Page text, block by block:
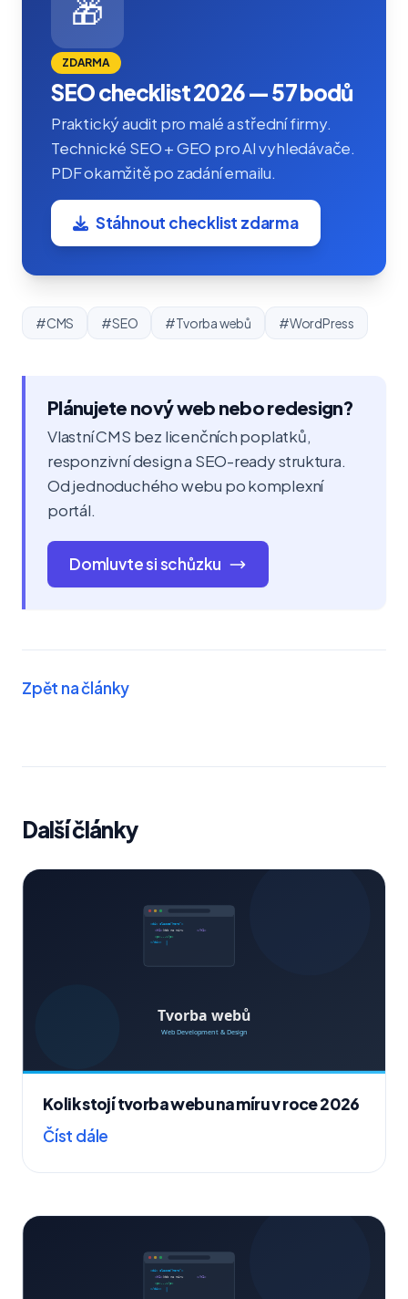
🎁
ZDARMA
SEO checklist 2026 — 57 bodů
Praktický audit pro malé a střední firmy.
Technické SEO + GEO pro AI vyhledávače.
PDF okamžitě po zadání emailu.
Stáhnout checklist zdarma
#CMS #SEO #Tvorba webů #WordPress
Plánujete nový web nebo redesign?
Vlastní CMS bez licenčních poplatků,
responzivní design a SEO-ready struktura.
Od jednoduchého webu po komplexní
portál.
Domluvte si schůzku
Zpět na články
Další články
Kolik stojí tvorba webu na míru v roce 2026
Číst dále